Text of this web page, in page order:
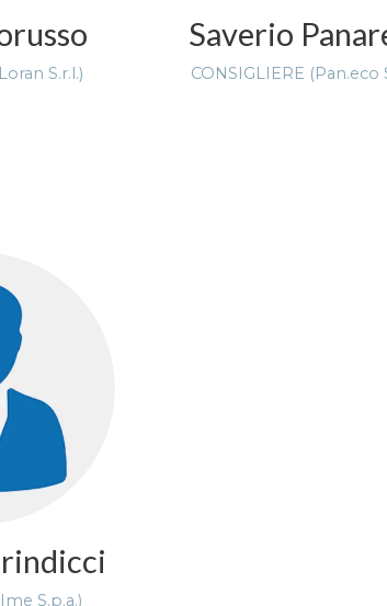
S.r.l.)
Saverio
CONSIGLIERE (Pan.eco
S.p.a.)